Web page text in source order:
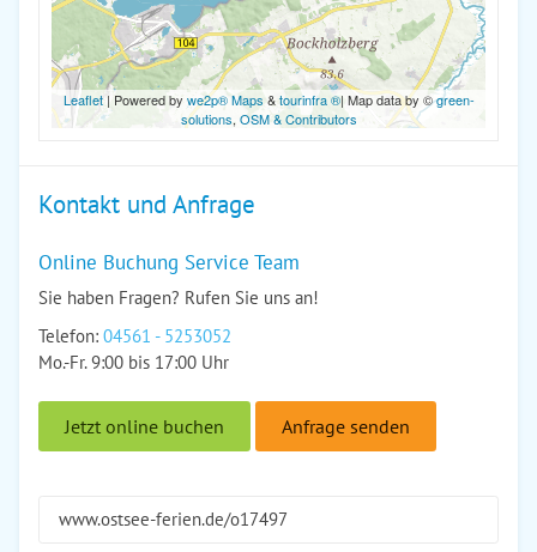
Leaflet| Powered by we2p® Maps &tourinfra ®| Map data by ©green-
solutions, OSM & Contributors
Kontakt und Anfrage
Online Buchung Service Team
Sie haben Fragen? Rufen Sie uns an!
Telefon: 04561 - 5253052
Mo.-Fr. 9:00 bis 17:00 Uhr
Jetzt online buchen Anfrage senden
www.ostsee-ferien.de/o17497